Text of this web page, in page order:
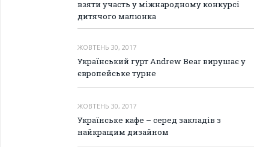
взяти участь у міжнародному конкурсі
дитячого малюнка
ЖОВТЕНЬ 30, 2017
Український гурт Andrew Bear вирушає у
європейське турне
ЖОВТЕНЬ 30, 2017
Українське кафе – серед закладів з
найкращим дизайном